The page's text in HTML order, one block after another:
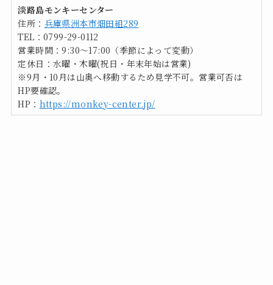
淡路島モンキーセンター
住所： 兵庫県洲本市畑田組289
TEL：0799-29-0112
営業時間：9:30～17:00（季節によって変動）
定休日：水曜・木曜(祝日・年末年始は営業)
※9月・10月は山奥へ移動するため見学不可。営業可否は
HP要確認。
HP： https://monkey-center.jp/